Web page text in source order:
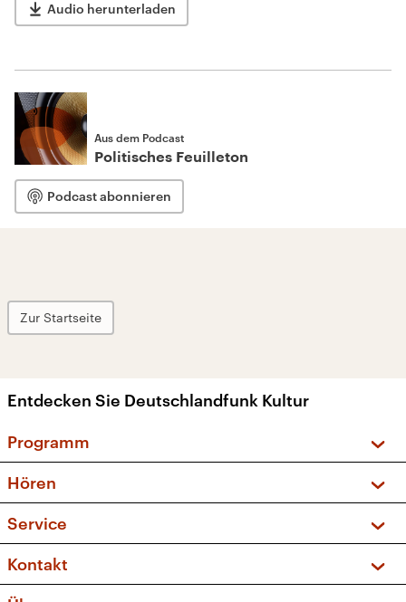
Audio herunterladen
Aus dem Podcast
Politisches Feuilleton
Podcast abonnieren
Zur Startseite
Entdecken Sie Deutschlandfunk Kultur
Programm
Sendungen und Podcasts
Musikliste
Kakadu – Das Kinderprogramm
Hören
Frequenzen (UKW + DAB+)
Service
FAQ
Apps
Kontakt